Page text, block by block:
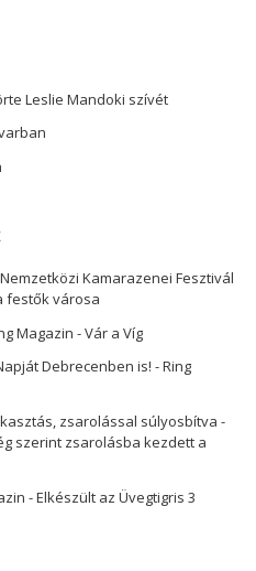
Leslie Mandoki szívét
Kamarazenei Fesztivál
festők városa
Magazin -Vár a Víg
Debrecenben is! - Ring
zsarolással súlyosbítva -
szerint zsarolásba kezdett a
-Elkészült az Üvegtigris 3